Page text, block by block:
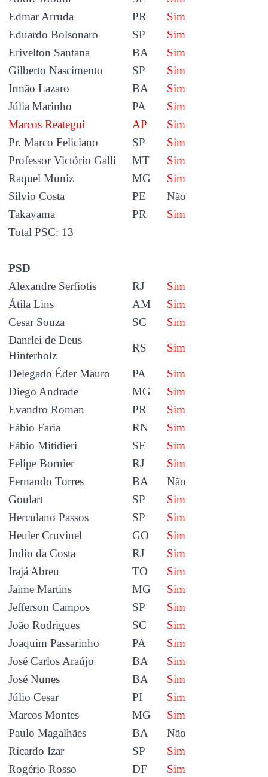
Edmar Arruda
PR
Sim
Eduardo Bolsonaro
SP
Sim
Erivelton Santana
BA
Sim
Gilberto Nascimento
SP
Sim
Irmão Lazaro
BA
Sim
Júlia Marinho
PA
Sim
Marcos Reategui
AP
Sim
Pr. Marco Feliciano
SP
Sim
Professor Victório Galli
MT
Sim
Raquel Muniz
MG
Sim
Silvio Costa
PE
Não
Takayama
PR
Sim
Total PSC: 13
PSD
Alexandre Serfiotis
RJ
Sim
Átila Lins
AM
Sim
Cesar Souza
SC
Sim
Danrlei de Deus
Hinterholz
RS Sim
Delegado Éder Mauro PA
Sim
Diego Andrade
MG
Sim
Evandro Roman
PR
Sim
Fábio Faria
RN
Sim
Fábio Mitidieri
SE
Sim
Felipe Bornier
RJ
Sim
Fernando Torres
BA
Não
Goulart
SP
Sim
Herculano Passos
SP
Sim
Heuler Cruvinel
GO
Sim
Indio da Costa
RJ
Sim
Irajá Abreu
TO
Sim
Jaime Martins
MG
Sim
Jefferson Campos
SP
Sim
João Rodrigues
SC
Sim
Joaquim Passarinho
PA
Sim
José Carlos Araújo
BA
Sim
José Nunes
BA
Sim
Júlio Cesar
PI
Sim
Marcos Montes
MG
Sim
Paulo Magalhães
BA
Não
Ricardo Izar
SP
Sim
Rogério Rosso
DF
Sim